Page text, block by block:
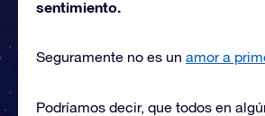
sentimiento.
Seguramente no es un amor a
Podríamos decir, que todos en